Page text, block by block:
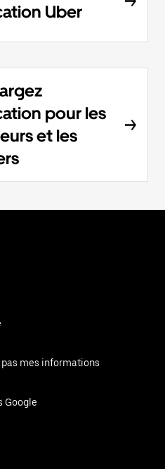
Uber
pour les
et les
pas mes informations
Google